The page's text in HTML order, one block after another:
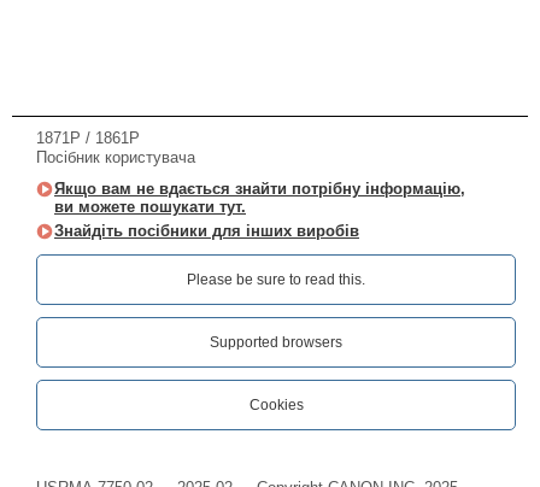
1871P / 1861P
Посібник користувача
Якщо вам не вдається знайти потрібну інформацію,
ви можете пошукати тут.
Знайдіть посібники для інших виробів
Please be sure to read this.‎
Supported browsers
Cookies